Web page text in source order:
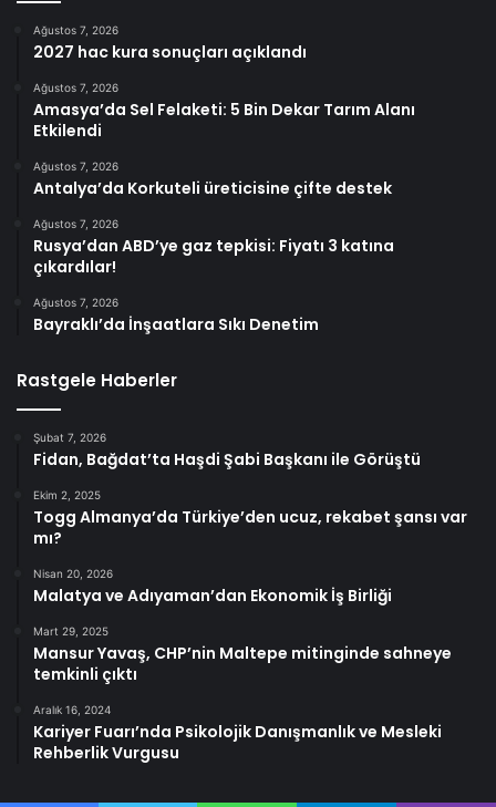
Ağustos 7, 2026
2027 hac kura sonuçları açıklandı
Ağustos 7, 2026
Amasya’da Sel Felaketi: 5 Bin Dekar Tarım Alanı
Etkilendi
Ağustos 7, 2026
Antalya’da Korkuteli üreticisine çifte destek
Ağustos 7, 2026
Rusya’dan ABD’ye gaz tepkisi: Fiyatı 3 katına
çıkardılar!
Ağustos 7, 2026
Bayraklı’da İnşaatlara Sıkı Denetim
Rastgele Haberler
Şubat 7, 2026
Fidan, Bağdat’ta Haşdi Şabi Başkanı ile Görüştü
Ekim 2, 2025
Togg Almanya’da Türkiye’den ucuz, rekabet şansı var
mı?
Nisan 20, 2026
Malatya ve Adıyaman’dan Ekonomik İş Birliği
Mart 29, 2025
Mansur Yavaş, CHP’nin Maltepe mitinginde sahneye
temkinli çıktı
Aralık 16, 2024
Kariyer Fuarı’nda Psikolojik Danışmanlık ve Mesleki
Rehberlik Vurgusu